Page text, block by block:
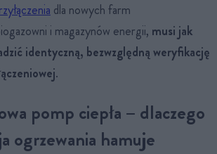
dla nowych farm
i magazynów energii, musi jak
identyczną, bezwzględną weryfikację
.
pomp ciepła – dlaczego
ogrzewania hamuje